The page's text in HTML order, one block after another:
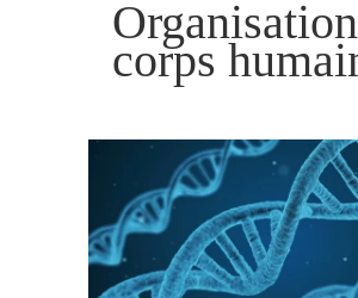
corps